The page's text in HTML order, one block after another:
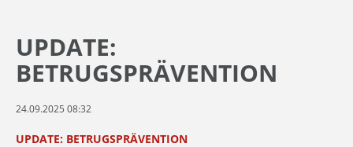
UPDATE:
BETRUGSPRÄVENTION
24.09.2025 08:32
UPDATE: BETRUGSPRÄVENTION